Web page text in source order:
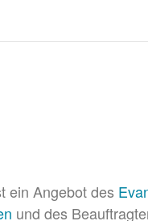
ein Angebot des
und des